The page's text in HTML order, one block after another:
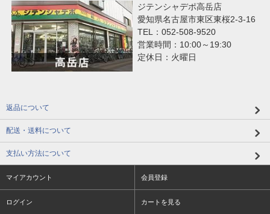
ジテンシャデポ高岳店
愛知県名古屋市東区東桜2-3-16
TEL：052-508-9520
営業時間：10:00～19:30
定休日：火曜日
返品について
配送・送料について
支払い方法について
マイアカウント 会員登録
ログイン カートを見る